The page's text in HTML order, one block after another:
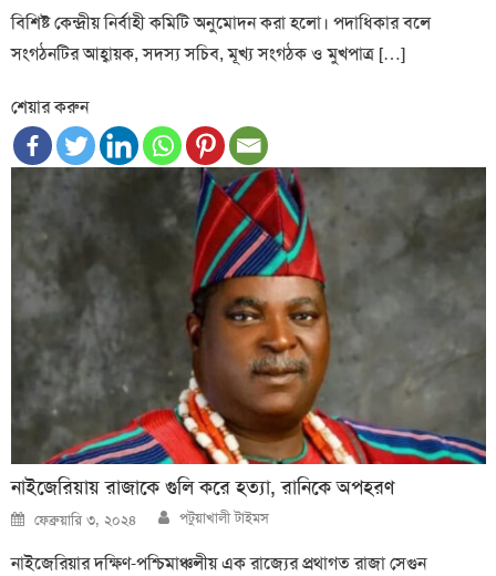
বিশিষ্ট কেন্দ্রীয় নির্বাহী কমিটি অনুমোদন করা হলো। পদাধিকার বলে
সংগঠনটির আহ্বায়ক, সদস্য সচিব, মূখ্য সংগঠক ও মুখপাত্র […]
শেয়ার করুন
নাইজেরিয়ায় রাজাকে গুলি করে হত্যা, রানিকে অপহরণ
Posted
on
ফেব্রুয়ারি ৩, ২০২৪ Author
পটুয়াখালী টাইমস
নাইজেরিয়ার দক্ষিণ-পশ্চিমাঞ্চলীয় এক রাজ্যের প্রথাগত রাজা সেগুন